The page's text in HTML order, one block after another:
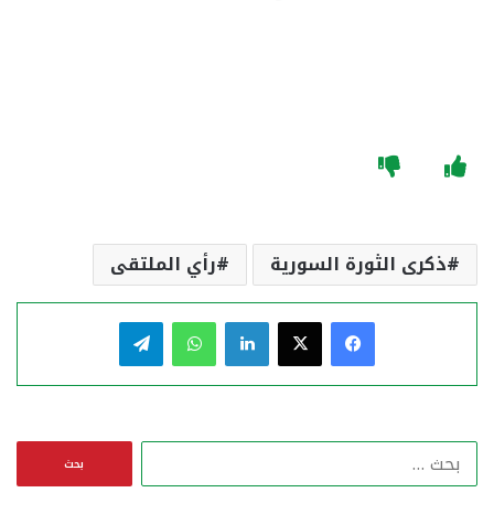
ذكرى الثورة السورية رأي الملتقى
فيسبوك لينكدإن واتساب